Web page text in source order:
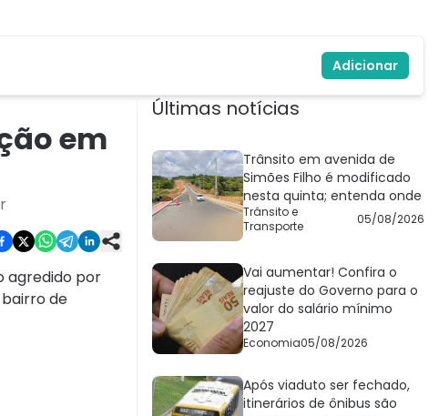
Adicionar
em
agredido por
de
Últimas notícias
Trânsito em avenida de
Simões Filho é modificado
nesta quinta; entenda onde
Trânsito e
Transporte
05/08/2026
Vai aumentar! Confira o
reajuste do Governo para o
valor do salário mínimo
2027
Economia05/08/2026
Após viaduto ser fechado,
itinerários de ônibus são